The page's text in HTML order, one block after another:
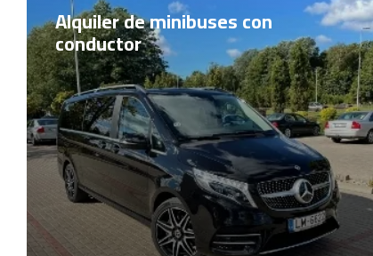
Alquiler de minibuses con
conductor